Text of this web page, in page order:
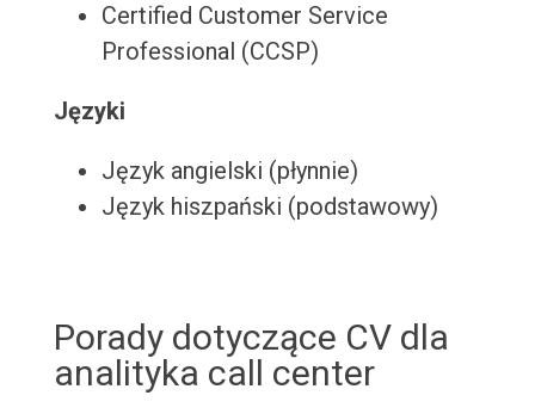
Certified Customer Service
Professional (CCSP)
Języki
Język angielski (płynnie)
Język hiszpański (podstawowy)
Porady dotyczące CV dla
analityka call center